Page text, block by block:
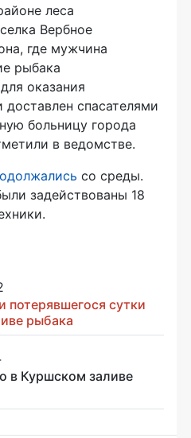
леса
Вербное
где мужчина
рыбака
оказания
спасателями
больницу города
в ведомстве.
со среды.
задействованы 18
сутки
рыбака
в Куршском заливе